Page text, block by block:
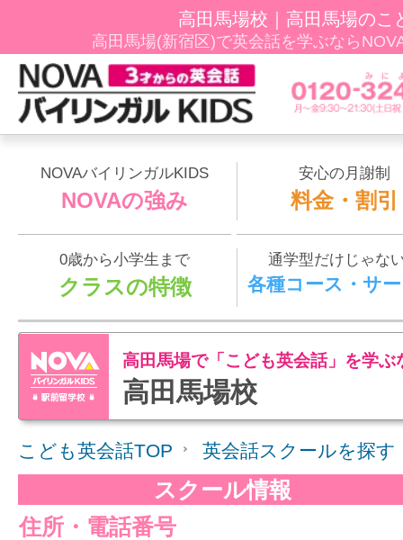
高田馬場校｜高田馬場のこ
高田馬場(新宿区)で英会話を学ぶなら
NOVAバイリンガルKIDS
NOVAの強み
安心の月謝制
料金・割引
0歳から小学生まで
クラスの特徴
通学型だけじゃな
各種コース・サ
高田馬場校
高田馬場で「こども英会話」を学ぶ
こども英会話TOP 英会話スクールを探す
スクール情報
住所・電話番号